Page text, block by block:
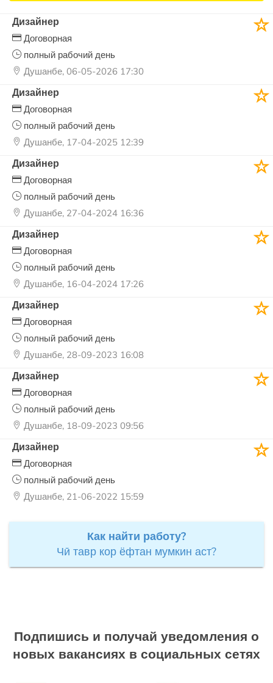
Дизайнер
Договорная
полный рабочий день
Душанбе, 06-05-2026 17:30
Дизайнер
Договорная
полный рабочий день
Душанбе, 17-04-2025 12:39
Дизайнер
Договорная
полный рабочий день
Душанбе, 27-04-2024 16:36
Дизайнер
Договорная
полный рабочий день
Душанбе, 16-04-2024 17:26
Дизайнер
Договорная
полный рабочий день
Душанбе, 28-09-2023 16:08
Дизайнер
Договорная
полный рабочий день
Душанбе, 18-09-2023 09:56
Дизайнер
Договорная
полный рабочий день
Душанбе, 21-06-2022 15:59
Как найти работу?
Чӣ тавр кор ёфтан мумкин аст?
Подпишись и получай уведомления о
новых вакансиях в социальных сетях